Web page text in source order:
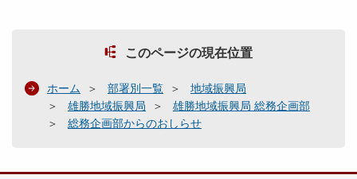
このページの現在位置
ホーム 部署別一覧
地域振興局
雄勝地域振興局
雄勝地域振興局 総務企画部
総務企画部からのおしらせ